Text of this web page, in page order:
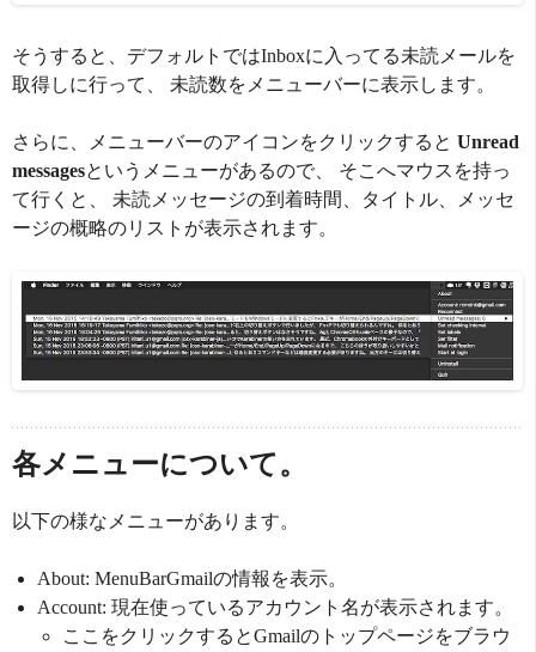
そうすると、デフォルトではInboxに入ってる未読メールを
取得しに行って、 未読数をメニューバーに表示します。
さらに、メニューバーのアイコンをクリックすると Unread
messagesというメニューがあるので、 そこへマウスを持っ
て行くと、 未読メッセージの到着時間、タイトル、メッセ
ージの概略のリストが表示されます。
各メニューについて。
以下の様なメニューがあります。
About: MenuBarGmailの情報を表示。
Account: 現在使っているアカウント名が表示されます。
ここをクリックするとGmailのトップページをブラウ